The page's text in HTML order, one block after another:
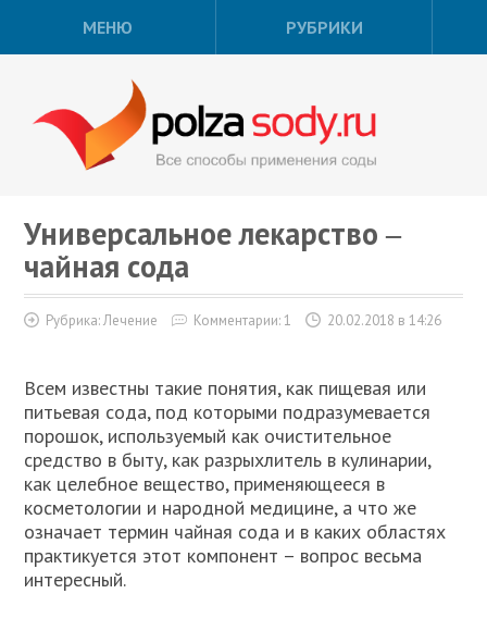
МЕНЮ РУБРИКИ
Универсальное лекарство ‒
чайная сода
Рубрика:Лечение Комментарии: 1 20.02.2018 в 14:26
Всем известны такие понятия, как пищевая или
питьевая сода, под которыми подразумевается
порошок, используемый как очистительное
средство в быту, как разрыхлитель в кулинарии,
как целебное вещество, применяющееся в
косметологии и народной медицине, а что же
означает термин чайная сода и в каких областях
практикуется этот компонент – вопрос весьма
интересный.